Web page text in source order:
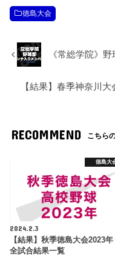
徳島大会
《常総学院》
【結果】春季神奈川大
RECOMMEND こちら
徳島大
2024.2.3
【結果】秋季徳島大会2023年
全試合結果一覧